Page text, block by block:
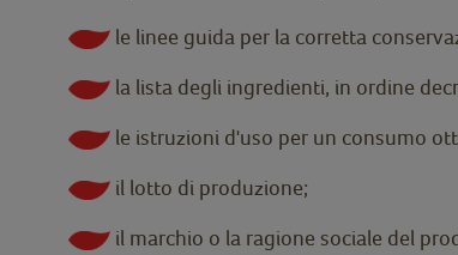
le linee guida per la corretta
la lista degli ingredienti, in ordine
le istruzioni d'uso per un consumo
il lotto di produzione;
il marchio o la ragione sociale del